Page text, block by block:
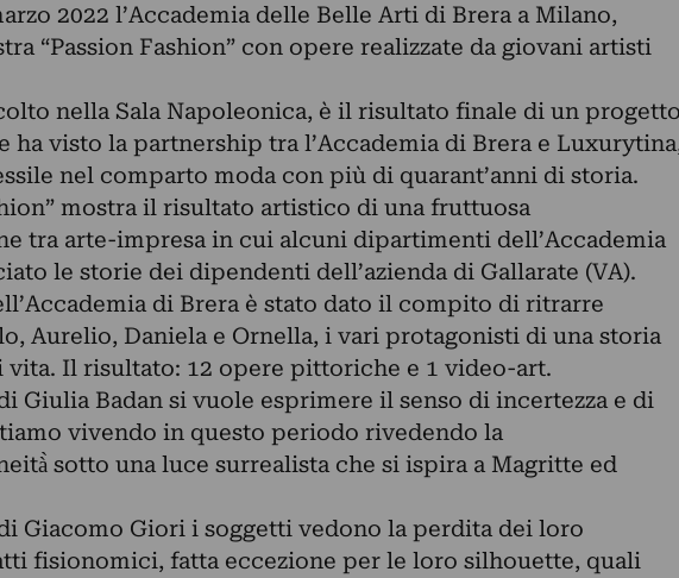
2022 l’Accademia delle Belle Arti di Brera a Milano,
“Passion Fashion” con opere realizzate da giovani artisti
nella Sala Napoleonica, è il risultato finale di un
ha visto la partnership tra l’Accademia di Brera e
nel comparto moda con più di quarant’anni di storia.
mostra il risultato artistico di una fruttuosa
tra arte-impresa in cui alcuni dipartimenti dell’Accademia
le storie dei dipendenti dell’azienda di Gallarate (VA).
di Brera è stato dato il compito di ritrarre
Aurelio, Daniela e Ornella, i vari protagonisti di una storia
vita. Il risultato: 12 opere pittoriche e 1 video-art.
Giulia Badan si vuole esprimere il senso di incertezza e di
vivendo in questo periodo rivedendo la
sotto una luce surrealista che si ispira a Magritte ed
di Giacomo Giori i soggetti vedono la perdita dei loro
fisionomici, fatta eccezione per le loro silhouette, quali